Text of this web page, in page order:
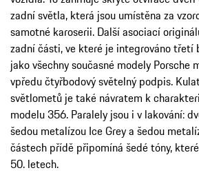
zadní světla, která jsou umístěna za
samotné karoserii. Další asociací
zadní části, ve které je integrováno třetí
jako všechny současné modely Porsche
vpředu čtyřbodový světelný podpis.
světlometů je také návratem k
modelu 356. Paralely jsou i v lakování:
šedou metalízou Ice Grey a šedou
částech přídě připomíná šedé tóny,
50. letech.